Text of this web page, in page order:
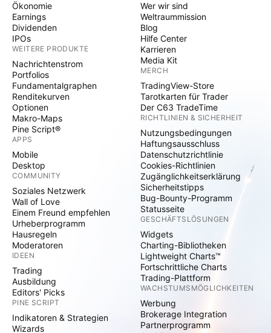
Ökonomie
Earnings
Dividenden
IPOs
WEITERE PRODUKTE
Nachrichtenstrom
Portfolios
Fundamentalgraphen
Renditekurven
Optionen
Makro-Maps
Pine Script®
APPS
Mobile
Desktop
COMMUNITY
Soziales Netzwerk
Wall of Love
Einem Freund empfehlen
Urheberprogramm
Hausregeln
Moderatoren
IDEEN
Trading
Ausbildung
Editors' Picks
PINE SCRIPT
Indikatoren & Strategien
Wizards
Wer wir sind
Weltraummission
Blog
Hilfe Center
Karrieren
Media Kit
MERCH
TradingView-Store
Tarotkarten für Trader
Der C63 TradeTime
RICHTLINIEN & SICHERHEIT
Nutzungsbedingungen
Haftungsausschluss
Datenschutzrichtlinie
Cookies-Richtlinien
Zugänglichkeitserklärung
Sicherheitstipps
Bug-Bounty-Programm
Statusseite
GESCHÄFTSLÖSUNGEN
Widgets
Charting-Bibliotheken
Lightweight Charts™
Fortschrittliche Charts
Trading-Plattform
WACHSTUMSMÖGLICHKEITEN
Werbung
Brokerage Integration
Partnerprogramm